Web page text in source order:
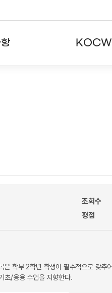
KOCW
조회수
평점
학부 2학년 학생이 필수적으로 갖
초/응용 수업을 지향한다.